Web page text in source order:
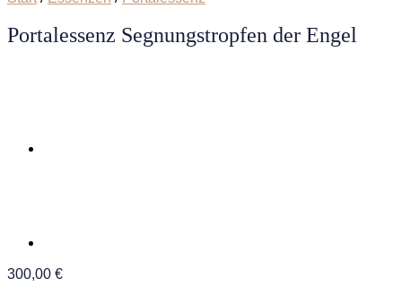
Portalessenz Segnungstropfen der Engel
300,00 €